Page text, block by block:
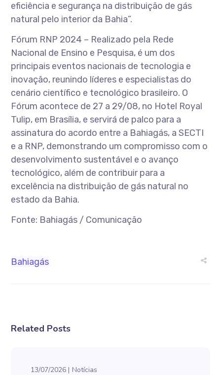
eficiência e segurança na distribuição de gás
natural pelo interior da Bahia”.
Fórum RNP 2024 – Realizado pela Rede
Nacional de Ensino e Pesquisa, é um dos
principais eventos nacionais de tecnologia e
inovação, reunindo líderes e especialistas do
cenário científico e tecnológico brasileiro. O
Fórum acontece de 27 a 29/08, no Hotel Royal
Tulip, em Brasília, e servirá de palco para a
assinatura do acordo entre a Bahiagás, a SECTI
e a RNP, demonstrando um compromisso com o
desenvolvimento sustentável e o avanço
tecnológico, além de contribuir para a
excelência na distribuição de gás natural no
estado da Bahia.
Fonte: Bahiagás / Comunicação
Bahiagás
Related Posts
13/07/2026 Notícias